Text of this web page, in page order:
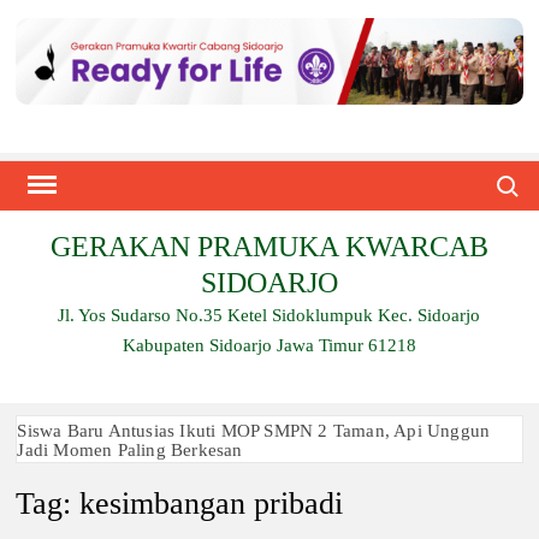
content
GERAKAN PRAMUKA KWARCAB
SIDOARJO
Jl. Yos Sudarso No.35 Ketel Sidoklumpuk Kec. Sidoarjo
Kabupaten Sidoarjo Jawa Timur 61218
Siswa Baru Antusias Ikuti MOP SMPN 2 Taman, Api Unggun
Jadi Momen Paling Berkesan
Berjalan 2 Kilometer hingga Taklukkan Beragam Ujian, Inilah
Perjuangan Pramuka SMK Plus NU Sidoarjo
Tag:kesimbangan pribadi